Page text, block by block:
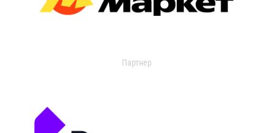
Партнер